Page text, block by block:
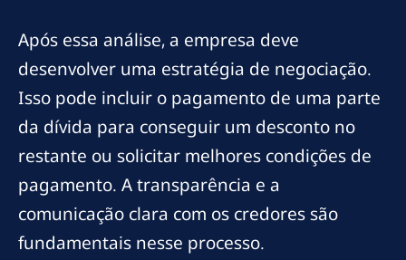
Após essa análise, a empresa deve
desenvolver uma estratégia de negociação.
Isso pode incluir o pagamento de uma parte
da dívida para conseguir um desconto no
restante ou solicitar melhores condições de
pagamento. A transparência e a
comunicação clara com os credores são
fundamentais nesse processo.